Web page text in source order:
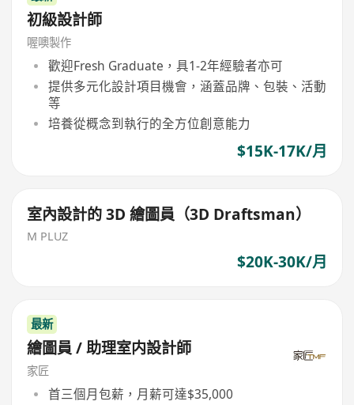
初級設計師
喔噢製作
歡迎Fresh Graduate，具1-2年經驗者亦可
提供多元化設計項目機會，涵蓋品牌、包裝、活動
等
培養從概念到執行的全方位創意能力
$15K-17K/月
室內設計的 3D 繪圖員（3D Draftsman）
M PLUZ
$20K-30K/月
最新
繪圖員 / 助理室内設計師
家匠
首三個月包薪，月薪可達$35,000